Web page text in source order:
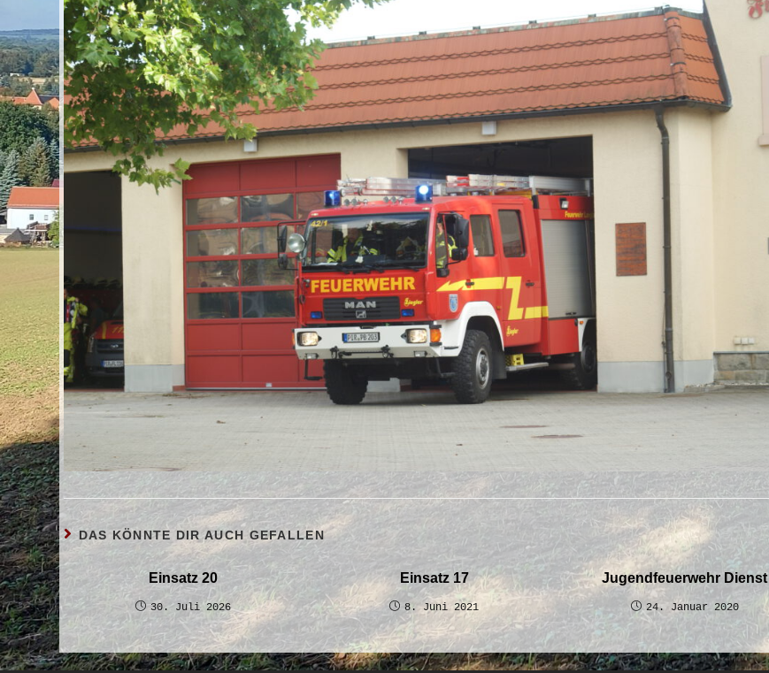
DAS KÖNNTE DIR AUCH GEFALLEN
Einsatz 20
30. Juli 2026
Einsatz 17
8. Juni 2021
Jugendfeuerwehr Dienst
24. Januar 2020